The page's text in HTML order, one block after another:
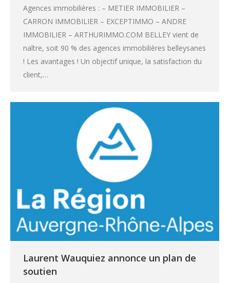
Agences immobilières : – METIER IMMOBILIER –
CARRON IMMOBILIER – EXCEPTIMMO – ANDRE
IMMOBILIER – ARTHURIMMO.COM BELLEY vient de
naître, soit 90 % des agences immobilières belleysanes
! Les avantages ! Un objectif unique, la satisfaction du
client,…
Laurent Wauquiez annonce un plan de
soutien